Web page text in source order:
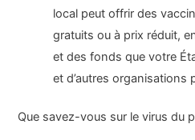
local peut offrir des
gratuits ou à prix réduit,
et des fonds que votre
et d’autres organisations
Que savez-vous sur le virus du